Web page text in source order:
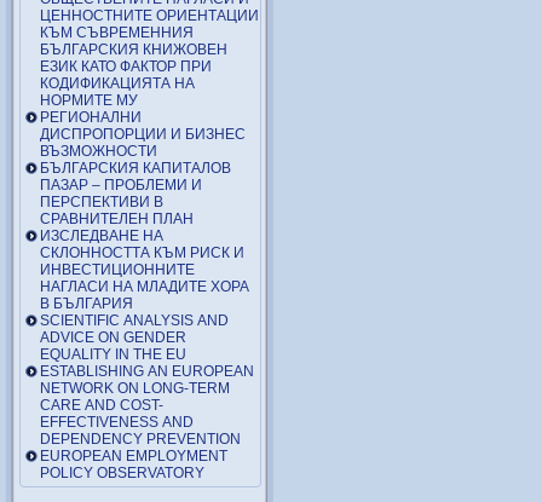
ЦЕННОСТНИТЕ ОРИЕНТАЦИИ
КЪМ СЪВРЕМЕННИЯ
БЪЛГАРСКИЯ КНИЖОВЕН
ЕЗИК КАТО ФАКТОР ПРИ
КОДИФИКАЦИЯТА НА
НОРМИТЕ МУ
РЕГИОНАЛНИ
ДИСПРОПОРЦИИ И БИЗНЕС
ВЪЗМОЖНОСТИ
БЪЛГАРСКИЯ КАПИТАЛОВ
ПАЗАР – ПРОБЛЕМИ И
ПЕРСПЕКТИВИ В
СРАВНИТЕЛЕН ПЛАН
ИЗСЛЕДВАНЕ НА
СКЛОННОСТТА КЪМ РИСК И
ИНВЕСТИЦИОННИТЕ
НАГЛАСИ НА МЛАДИТЕ ХОРА
В БЪЛГАРИЯ
SCIENTIFIC ANALYSIS AND
ADVICE ON GENDER
EQUALITY IN THE EU
ESTABLISHING AN EUROPEAN
NETWORK ON LONG-TERM
CARE AND COST-
EFFECTIVENESS AND
DEPENDENCY PREVENTION
EUROPEAN EMPLOYMENT
POLICY OBSERVATORY